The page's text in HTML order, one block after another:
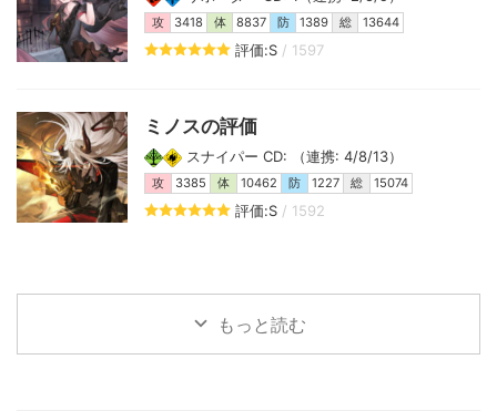
攻 3418 体 8837 防 1389 総 13644
評価:S / 1597
ミノスの評価
スナイパー CD: （連携: 4/8/13）
攻 3385 体 10462 防 1227 総 15074
評価:S / 1592
もっと読む